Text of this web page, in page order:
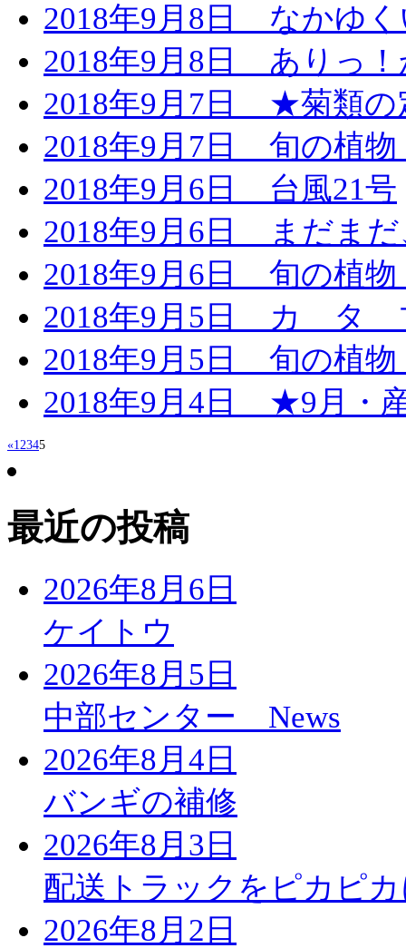
2018年9月8日
なかゆ
2018年9月8日
ありっ！
2018年9月7日
★菊類の
2018年9月7日
旬の植物
2018年9月6日
台風21号
2018年9月6日
まだまだ
2018年9月6日
旬の植物
2018年9月5日
カ タ
2018年9月5日
旬の植物
2018年9月4日
★9月・
«12345
最近の投稿
2026年8月6日
ケイトウ
2026年8月5日
中部センター News
2026年8月4日
バンギの補修
2026年8月3日
配送トラックをピカピカ
2026年8月2日